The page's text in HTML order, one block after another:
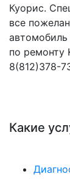
Куорис.
все
по ремонту
8(812)378-
Какие